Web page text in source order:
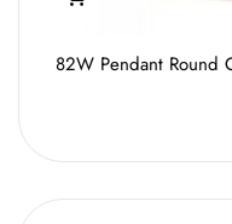
82W Pendant Round